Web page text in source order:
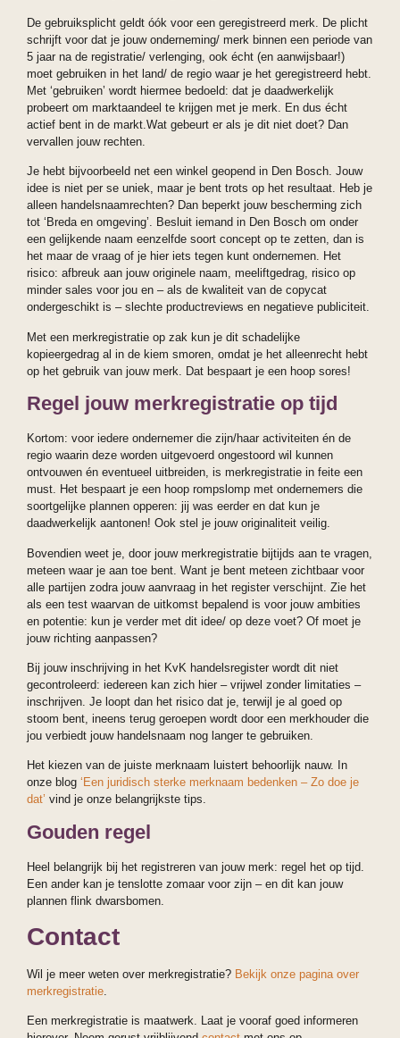
De gebruiksplicht geldt óók voor een geregistreerd merk. De plicht
schrijft voor dat je jouw onderneming/ merk binnen een periode van
5 jaar na de registratie/ verlenging, ook écht (en aanwijsbaar!)
moet gebruiken in het land/ de regio waar je het geregistreerd hebt.
Met ‘gebruiken’ wordt hiermee bedoeld: dat je daadwerkelijk
probeert om marktaandeel te krijgen met je merk. En dus écht
actief bent in de markt.Wat gebeurt er als je dit niet doet? Dan
vervallen jouw rechten.
Je hebt bijvoorbeeld net een winkel geopend in Den Bosch. Jouw
idee is niet per se uniek, maar je bent trots op het resultaat. Heb je
alleen handelsnaamrechten? Dan beperkt jouw bescherming zich
tot ‘Breda en omgeving’. Besluit iemand in Den Bosch om onder
een gelijkende naam eenzelfde soort concept op te zetten, dan is
het maar de vraag of je hier iets tegen kunt ondernemen. Het
risico: afbreuk aan jouw originele naam, meeliftgedrag, risico op
minder sales voor jou en – als de kwaliteit van de copycat
ondergeschikt is – slechte productreviews en negatieve publiciteit.
Met een merkregistratie op zak kun je dit schadelijke
kopieergedrag al in de kiem smoren, omdat je het alleenrecht hebt
op het gebruik van jouw merk. Dat bespaart je een hoop sores!
Regel jouw merkregistratie op tijd
Kortom: voor iedere ondernemer die zijn/haar activiteiten én de
regio waarin deze worden uitgevoerd ongestoord wil kunnen
ontvouwen én eventueel uitbreiden, is merkregistratie in feite een
must. Het bespaart je een hoop rompslomp met ondernemers die
soortgelijke plannen opperen: jij was eerder en dat kun je
daadwerkelijk aantonen! Ook stel je jouw originaliteit veilig.
Bovendien weet je, door jouw merkregistratie bijtijds aan te vragen,
meteen waar je aan toe bent. Want je bent meteen zichtbaar voor
alle partijen zodra jouw aanvraag in het register verschijnt. Zie het
als een test waarvan de uitkomst bepalend is voor jouw ambities
en potentie: kun je verder met dit idee/ op deze voet? Of moet je
jouw richting aanpassen?
Bij jouw inschrijving in het KvK handelsregister wordt dit niet
gecontroleerd: iedereen kan zich hier – vrijwel zonder limitaties –
inschrijven. Je loopt dan het risico dat je, terwijl je al goed op
stoom bent, ineens terug geroepen wordt door een merkhouder die
jou verbiedt jouw handelsnaam nog langer te gebruiken.
Het kiezen van de juiste merknaam luistert behoorlijk nauw. In
onze blog ‘Een juridisch sterke merknaam bedenken – Zo doe je
dat’ vind je onze belangrijkste tips.
Gouden regel
Heel belangrijk bij het registreren van jouw merk: regel het op tijd.
Een ander kan je tenslotte zomaar voor zijn – en dit kan jouw
plannen flink dwarsbomen.
Contact
Wil je meer weten over merkregistratie? Bekijk onze pagina over
merkregistratie.
Een merkregistratie is maatwerk. Laat je vooraf goed informeren